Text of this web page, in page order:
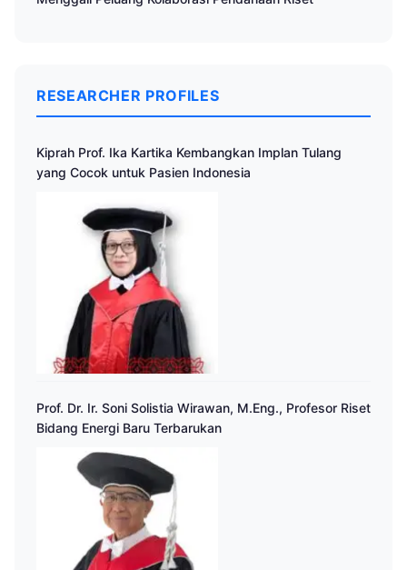
RESEARCHER PROFILES
Kiprah Prof. Ika Kartika Kembangkan Implan Tulang
yang Cocok untuk Pasien Indonesia
Prof. Dr. Ir. Soni Solistia Wirawan, M.Eng., Profesor Riset
Bidang Energi Baru Terbarukan